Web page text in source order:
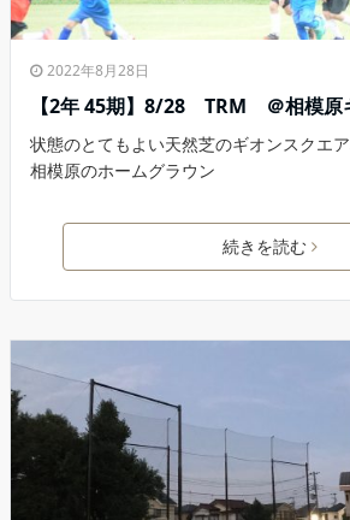
2022年8月28日
【2年 45期】8/28 TRM ＠相模原
状態のとてもよい天然芝のギオンスクエ
相模原のホームグラウン
続きを読む